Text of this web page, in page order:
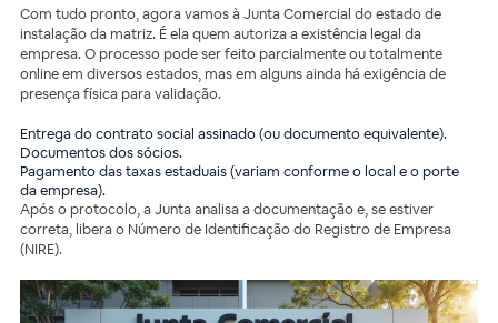
Com tudo pronto, agora vamos à Junta Comercial do estado de
instalação da matriz. É ela quem autoriza a existência legal da
empresa. O processo pode ser feito parcialmente ou totalmente
online em diversos estados, mas em alguns ainda há exigência de
presença física para validação.
Entrega do contrato social assinado (ou documento equivalente).
Documentos dos sócios.
Pagamento das taxas estaduais (variam conforme o local e o porte
da empresa).
Após o protocolo, a Junta analisa a documentação e, se estiver
correta, libera o Número de Identificação do Registro de Empresa
(NIRE).